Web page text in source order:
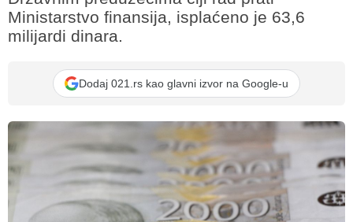
Ministarstvo finansija, isplaćeno je 63,6
milijardi dinara.
Dodaj 021.rs kao glavni izvor na Google-u